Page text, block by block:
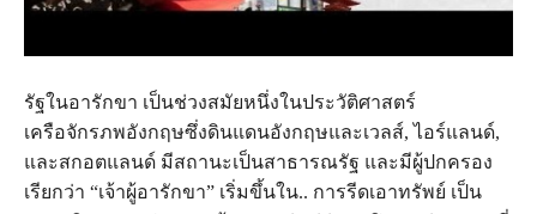
รัฐในอารักขา เป็นช่วงสมัยหนึ่งในประวัติศาสตร์
เครือจักรภพอังกฤษซึ่งดินแดนอังกฤษและเวลส์, ไอร์แลนด์,
และสกอตแลนด์ มีสถานะเป็นสาธารณรัฐ และมีผู้ปกครอง
เรียกว่า “เจ้าผู้อารักขา” เริ่มขึ้นใน.. การรีดเอาทรัพย์ เป็น